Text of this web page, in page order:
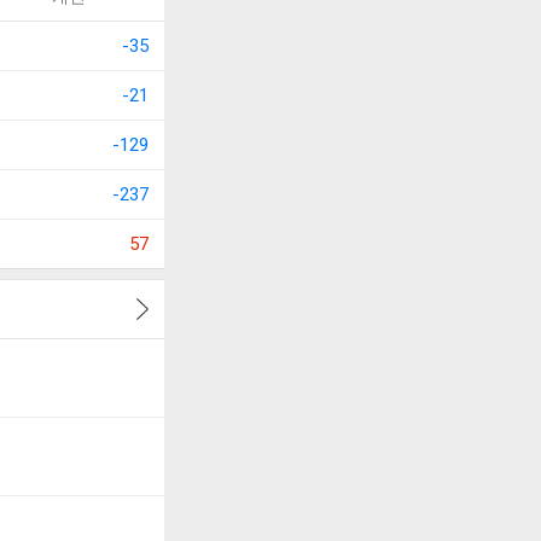
-35
-21
-129
-237
57